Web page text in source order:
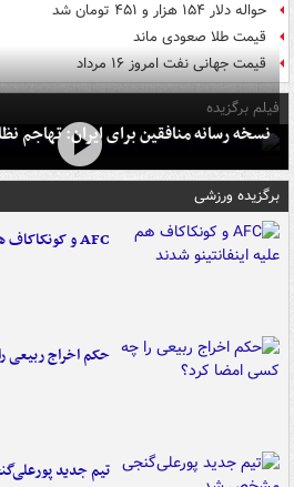
حواله دلار ۱۵۴ هزار و ۴۵۱ تومان شد
قیمت طلا صعودی ماند
قیمت جهانی نفت امروز ۱۶ مرداد
فیلم برگزیده
نسخه رسانه منافقین برای ایران: تهاجم
برگزیده ورزشی
AFC و کونکاکاف هم علیه اینفانتینو شدند
حکم اخراج ربیعی
تیم جدید